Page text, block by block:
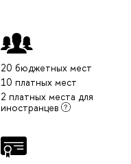
20 бюджетных мест
10 платных мест
2 платных места для
иностранцев